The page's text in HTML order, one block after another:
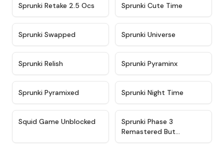
★ 4.6
Sprunki Retake 2.5 Ocs Sprunki Cute Time
Sprunki Swapped Sprunki Universe
Sprunki Relish Sprunki Pyraminx
Sprunki Pyramixed Sprunki Night Time
★ 4.6
Squid Game Unblocked
Sprunki Phase 3
Remastered But
Everyone is Vineria